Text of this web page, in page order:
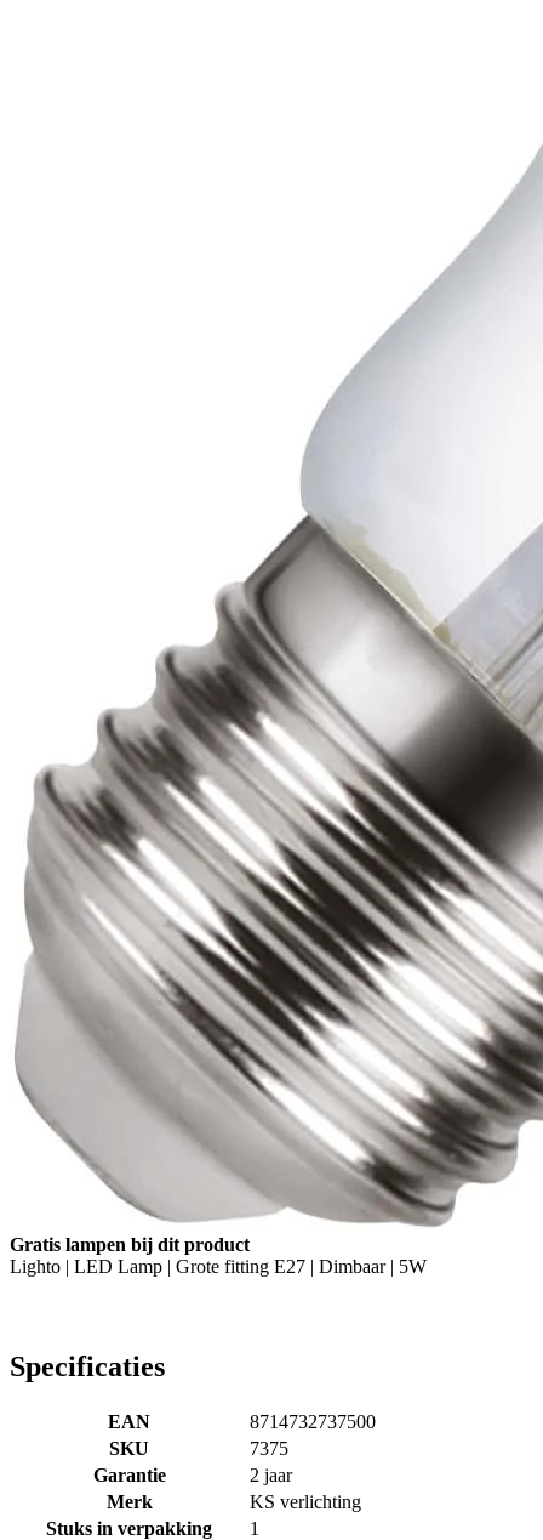
Gratis lampen bij dit product
Lighto | LED Lamp | Grote fitting E27 | Dimbaar | 5W
Specificaties
EAN
8714732737500
SKU
7375
Garantie
2 jaar
Merk
KS verlichting
Stuks in verpakking
1